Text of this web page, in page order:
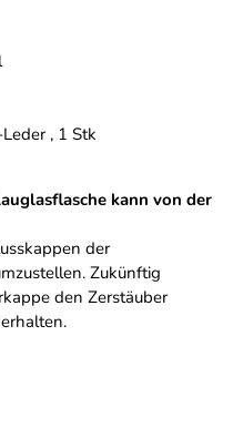
, 1 Stk
kann von der
der
Zukünftig
den Zerstäuber